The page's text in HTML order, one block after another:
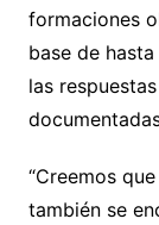
formaciones
base de
las
“Creemos
también se